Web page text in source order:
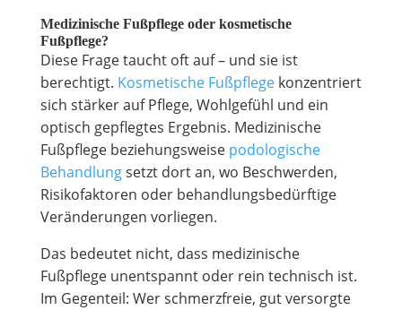
Medizinische Fußpflege oder kosmetische
Fußpflege?
Diese Frage taucht oft auf – und sie ist
berechtigt. Kosmetische Fußpflegekonzentriert
sich stärker auf Pflege, Wohlgefühl und ein
optisch gepflegtes Ergebnis. Medizinische
Fußpflege beziehungsweise podologische
Behandlungsetzt dort an, wo Beschwerden,
Risikofaktoren oder behandlungsbedürftige
Veränderungen vorliegen.
Das bedeutet nicht, dass medizinische
Fußpflege unentspannt oder rein technisch ist.
Im Gegenteil: Wer schmerzfreie, gut versorgte